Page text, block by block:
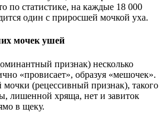
по статистике, на каждые 18 000
один с приросшей мочкой уха.
мочек ушей
признак) несколько
«провисает», образуя «мешочек».
(рецессивный признак), такого
лишенной хряща, нет и завиток
в щеку.